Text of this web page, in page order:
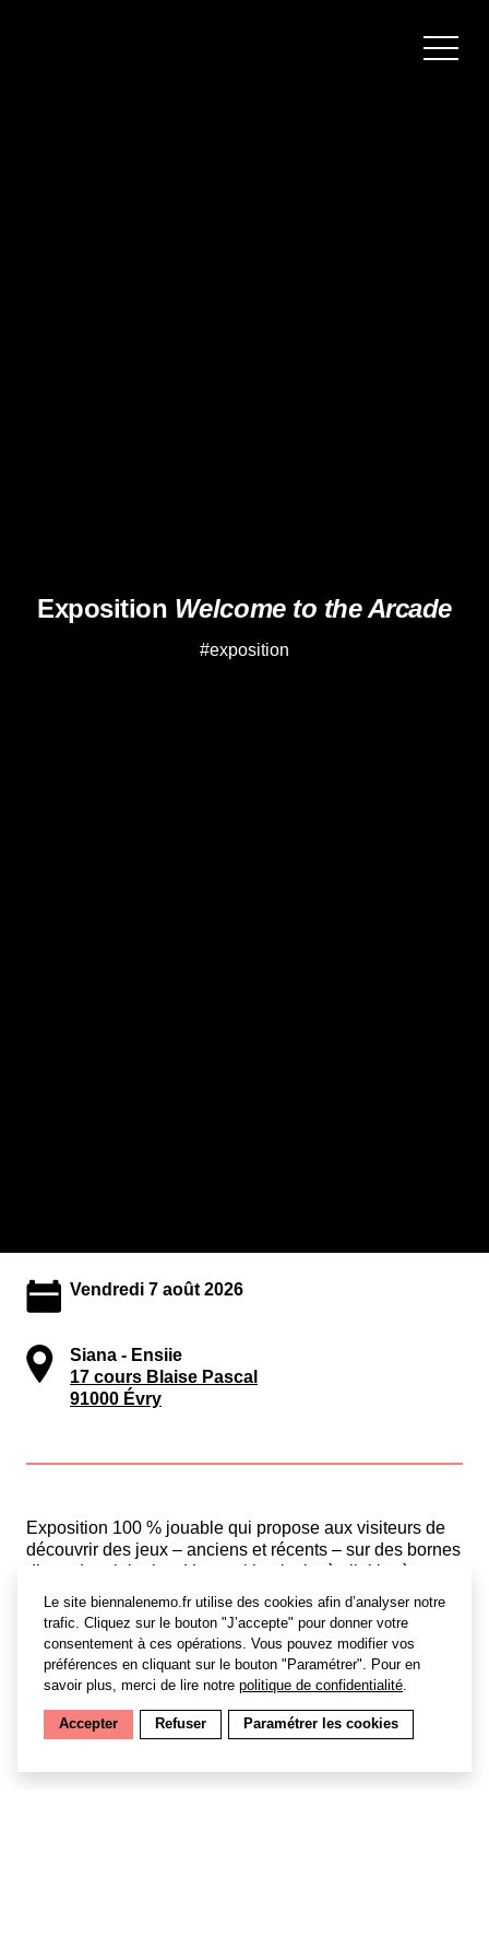
Le site biennalenemo.fr utilise des cookies afin d’analyser notre
trafic. Cliquez sur le bouton "J’accepte" pour donner votre
consentement à ces opérations. Vous pouvez modifier vos
préférences en cliquant sur le bouton "Paramétrer". Pour en
savoir plus, merci de lire notre politique de confidentialité.
Accepter Refuser Paramétrer les cookies
Exposition Welcome to the Arcade
#exposition
Vendredi 7 août 2026
Siana - Ensiie
17 cours Blaise Pascal
91000 Évry
Exposition 100 % jouable qui propose aux visiteurs de
découvrir des jeux – anciens et récents – sur des bornes
d’arcade originales. L’exposition invite à s’initier à
l’analyse critique dugameplay.
Jusqu’au 9 décembre・Entrée libre ・Du mercredi
au samedi de 13h-18h ・Gaming party tous les
jeudis 16h-19h ・ Réservation pour d’autres horaires
(+ 6 personnes) : 01 69 36 73 91 /publics@siana.eu